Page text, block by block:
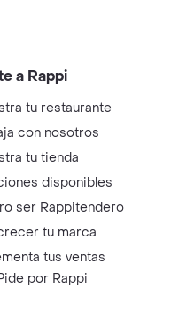
a Rappi
tu restaurante
con nosotros
tu tienda
disponibles
ser Rappitendero
tu marca
tus ventas
por Rappi